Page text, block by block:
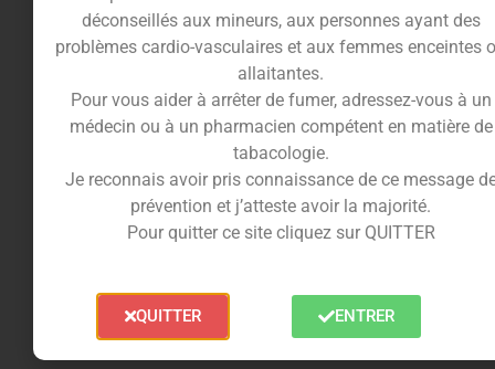
une meilleure persistance aromatique
une expérience plus profonde et immersive
Grâce à cette concentration avancée, la Sapapaya
STV10 se positionne clairement comme une fleur
destinée à un public averti recherchant puissance
Aspect premium & profil aromatique tropical
Visuellement, la Sapapaya STV10 séduit par ses
lumineuse et sa belle présence de résine. Sa
manucure soignée met en valeur une fleur
qualitative fidèle aux standards premium.
déconseillés aux mineurs, aux personnes ayant des
problèmes cardio-vasculaires et aux femmes enceintes
allaitantes.
Pour vous aider à arrêter de fumer, adressez-vous à un
médecin ou à un pharmacien compétent en matière de
tabacologie.
Je reconnais avoir pris connaissance de ce message
prévention et j’atteste avoir la majorité.
Pour quitter ce site cliquez sur QUITTER
QUITTER ENTRER